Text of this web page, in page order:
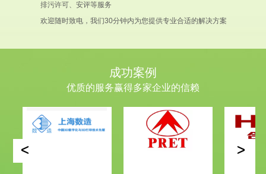
排污许可、安评等服务
欢迎随时致电，我们30分钟内为您提供专业合适的解决方案
成功案例
优质的服务赢得多家企业的信赖
< >